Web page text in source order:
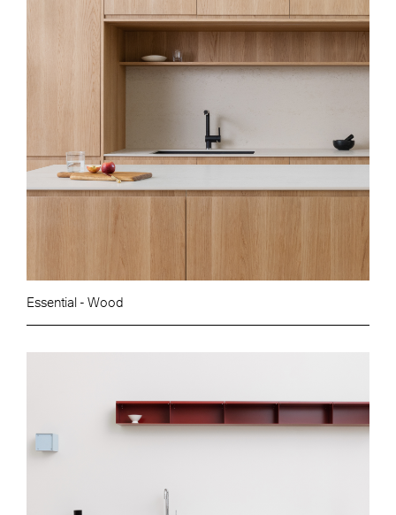
Essential - Wood